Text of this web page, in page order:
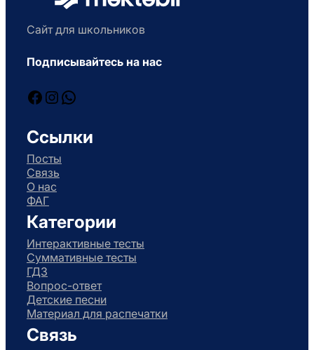
Сайт для школьников
Подписывайтесь на нас
Facebook
Instagram
WhatsApp
Ссылки
Посты
Связь
О нас
ФАГ
Категории
Интерактивные тесты
Суммативные тесты
ГДЗ
Вопрос-ответ
Детские песни
Материал для распечатки
Связь